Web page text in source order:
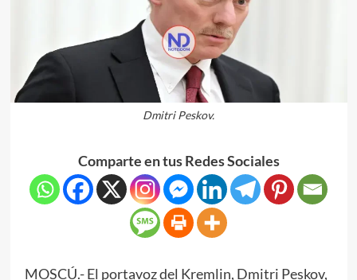
Dmitri Peskov.
Comparte en tus Redes Sociales
MOSCÚ.- El portavoz del Kremlin, Dmitri Peskov,